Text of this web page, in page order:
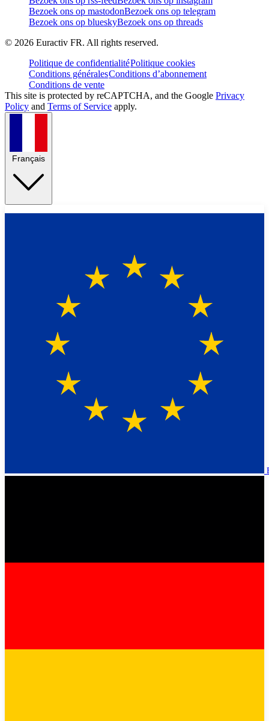
Bezoek ons op mastodonBezoek ons op telegram
Bezoek ons op blueskyBezoek ons op threads
© 2026 Euractiv FR. All rights reserved.
Politique de confidentialitéPolitique cookies
Conditions généralesConditions d’abonnement
Conditions de vente
This site is protected by reCAPTCHA, and the Google Privacy
Policy and Terms of Service apply.
Français